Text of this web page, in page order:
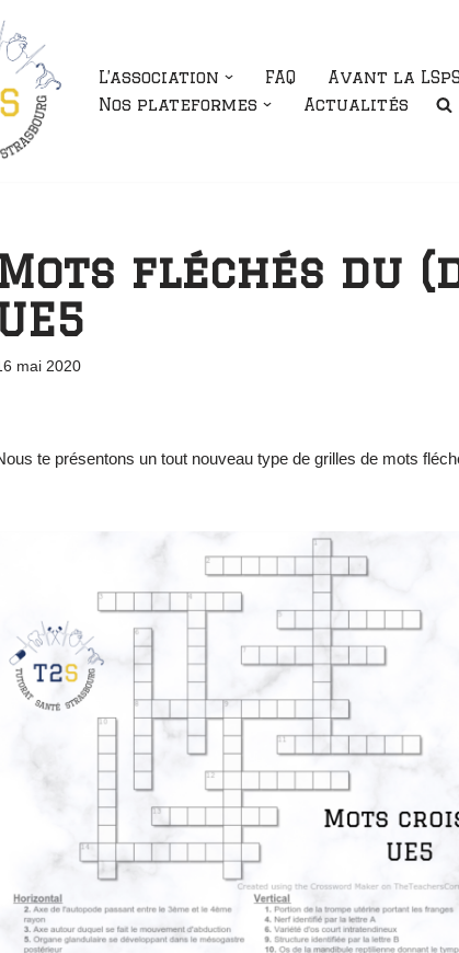
L’association FAQ Avant la LSpS
Nos plateformes
Actualités
fléchés du
mai 2020
te présentons un tout nouveau type de grilles de mots